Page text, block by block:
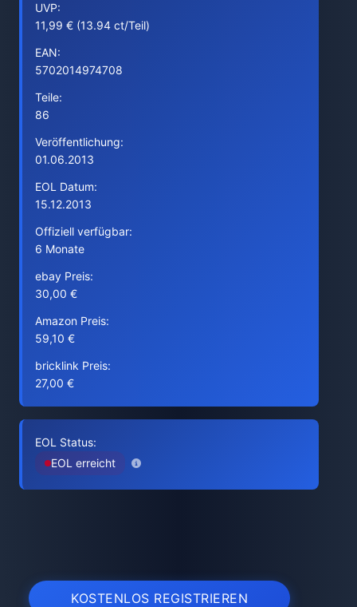
UVP:
11,99 € (13.94 ct/Teil)
EAN:
5702014974708
Teile:
86
Veröffentlichung:
01.06.2013
EOL Datum:
15.12.2013
Offiziell verfügbar:
6 Monate
ebay Preis:
30,00 €
Amazon Preis:
59,10 €
bricklink Preis:
27,00 €
EOL Status:
EOL erreicht
KOSTENLOS REGISTRIEREN